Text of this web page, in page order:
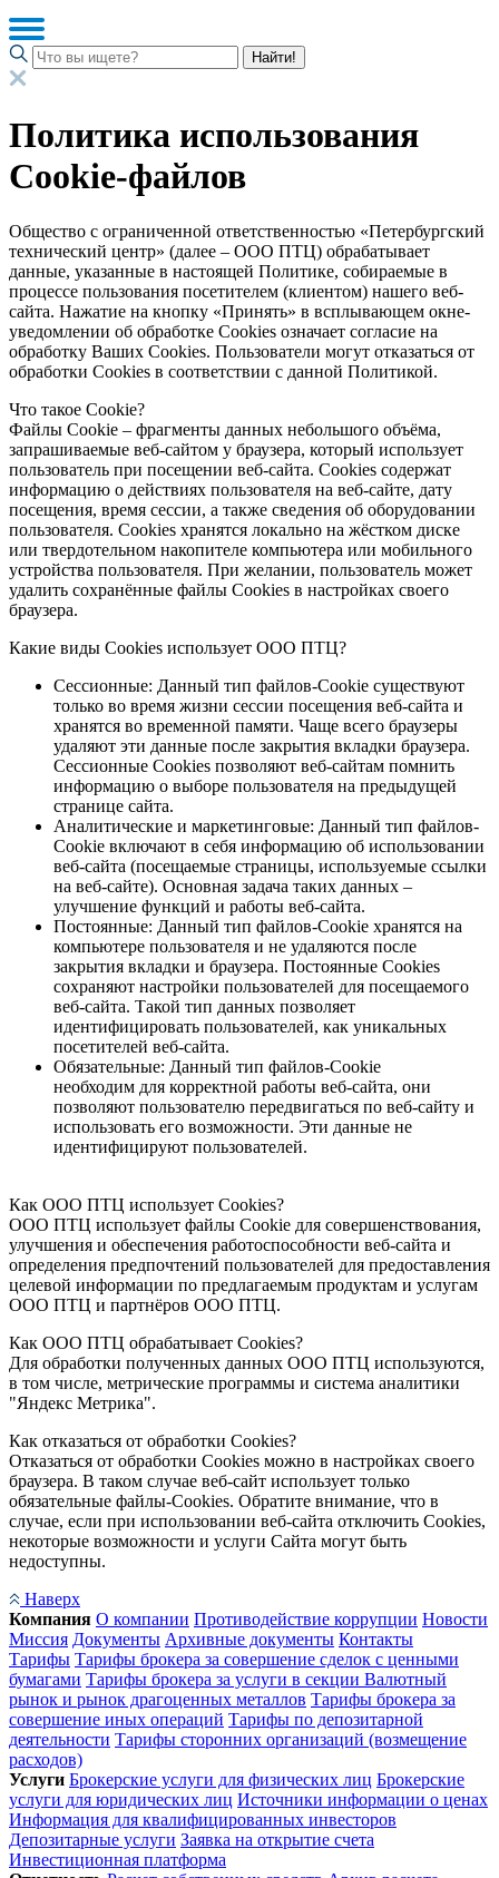
Найти!
Политика использования
Cookie-файлов
Общество с ограниченной ответственностью «Петербургский
технический центр» (далее – ООО ПТЦ) обрабатывает
данные, указанные в настоящей Политике, собираемые в
процессе пользования посетителем (клиентом) нашего веб-
сайта. Нажатие на кнопку «Принять» в всплывающем окне-
уведомлении об обработке Cookies означает согласие на
обработку Ваших Cookies. Пользователи могут отказаться от
обработки Cookies в соответствии с данной Политикой.
Что такое Cookie?
Файлы Cookie – фрагменты данных небольшого объёма,
запрашиваемые веб-сайтом у браузера, который использует
пользователь при посещении веб-сайта. Cookies содержат
информацию о действиях пользователя на веб-сайте, дату
посещения, время сессии, а также сведения об оборудовании
пользователя. Cookies хранятся локально на жёстком диске
или твердотельном накопителе компьютера или мобильного
устройства пользователя. При желании, пользователь может
удалить сохранённые файлы Cookies в настройках своего
браузера.
Какие виды Cookies использует ООО ПТЦ?
Сессионные: Данный тип файлов-Cookie существуют
только во время жизни сессии посещения веб-сайта и
хранятся во временной памяти. Чаще всего браузеры
удаляют эти данные после закрытия вкладки браузера.
Сессионные Cookies позволяют веб-сайтам помнить
информацию о выборе пользователя на предыдущей
странице сайта.
Аналитические и маркетинговые: Данный тип файлов-
Cookie включают в себя информацию об использовании
веб-сайта (посещаемые страницы, используемые ссылки
на веб-сайте). Основная задача таких данных –
улучшение функций и работы веб-сайта.
Постоянные: Данный тип файлов-Cookie хранятся на
компьютере пользователя и не удаляются после
закрытия вкладки и браузера. Постоянные Cookies
сохраняют настройки пользователей для посещаемого
веб-сайта. Такой тип данных позволяет
идентифицировать пользователей, как уникальных
посетителей веб-сайта.
Обязательные: Данный тип файлов-Cookie
необходим для корректной работы веб-сайта, они
позволяют пользователю передвигаться по веб-сайту и
использовать его возможности. Эти данные не
идентифицируют пользователей.
Как ООО ПТЦ использует Cookies?
ООО ПТЦ использует файлы Cookie для совершенствования,
улучшения и обеспечения работоспособности веб-сайта и
определения предпочтений пользователей для предоставления
целевой информации по предлагаемым продуктам и услугам
ООО ПТЦ и партнёров ООО ПТЦ.
Как ООО ПТЦ обрабатывает Cookies?
Для обработки полученных данных ООО ПТЦ используются,
в том числе, метрические программы и система аналитики
"Яндекс Метрика".
Как отказаться от обработки Cookies?
Отказаться от обработки Cookies можно в настройках своего
браузера. В таком случае веб-сайт использует только
обязательные файлы-Cookies. Обратите внимание, что в
случае, если при использовании веб-сайта отключить Cookies,
некоторые возможности и услуги Сайта могут быть
недоступны.
Наверх
Компания О компании Противодействие коррупции Новости
Миссия Документы Архивные документы Контакты
Тарифы Тарифы брокера за совершение сделок с ценными
бумагами Тарифы брокера за услуги в секции Валютный
рынок и рынок драгоценных металлов Тарифы брокера за
совершение иных операций Тарифы по депозитарной
деятельности Тарифы сторонних организаций (возмещение
расходов)
Услуги Брокерские услуги для физических лиц Брокерские
услуги для юридических лиц Источники информации о ценах
Информация для квалифицированных инвесторов
Депозитарные услуги Заявка на открытие счета
Инвестиционная платформа